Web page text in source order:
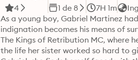
4 1 de 8 7H 1m
As a young boy, Gabriel Martinez
indignation becomes his means of
The Kings of Retribution MC, where
the life her sister worked so hard to